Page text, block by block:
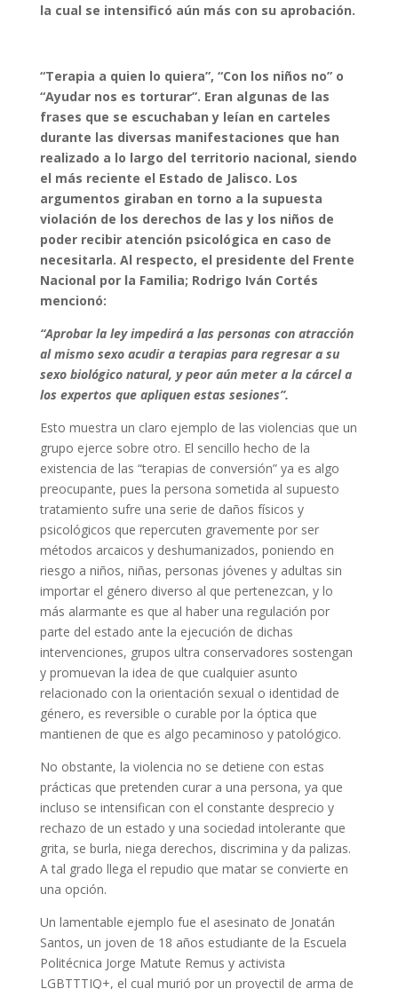
la cual se intensificó aún más con su aprobación.
“Terapia a quien lo quiera”, “Con los niños no” o
“Ayudar nos es torturar”. Eran algunas de las
frases que se escuchaban y leían en carteles
durante las diversas manifestaciones que han
realizado a lo largo del territorio nacional, siendo
el más reciente el Estado de Jalisco. Los
argumentos giraban en torno a la supuesta
violación de los derechos de las y los niños de
poder recibir atención psicológica en caso de
necesitarla. Al respecto, el presidente del Frente
Nacional por la Familia; Rodrigo Iván Cortés
mencionó:
“Aprobar la ley impedirá a las personas con atracción
al mismo sexo acudir a terapias para regresar a su
sexo biológico natural, y peor aún meter a la cárcel a
los expertos que apliquen estas sesiones”.
Esto muestra un claro ejemplo de las violencias que un
grupo ejerce sobre otro. El sencillo hecho de la
existencia de las “terapias de conversión” ya es algo
preocupante, pues la persona sometida al supuesto
tratamiento sufre una serie de daños físicos y
psicológicos que repercuten gravemente por ser
métodos arcaicos y deshumanizados, poniendo en
riesgo a niños, niñas, personas jóvenes y adultas sin
importar el género diverso al que pertenezcan, y lo
más alarmante es que al haber una regulación por
parte del estado ante la ejecución de dichas
intervenciones, grupos ultra conservadores sostengan
y promuevan la idea de que cualquier asunto
relacionado con la orientación sexual o identidad de
género, es reversible o curable por la óptica que
mantienen de que es algo pecaminoso y patológico.
No obstante, la violencia no se detiene con estas
prácticas que pretenden curar a una persona, ya que
incluso se intensifican con el constante desprecio y
rechazo de un estado y una sociedad intolerante que
grita, se burla, niega derechos, discrimina y da palizas.
A tal grado llega el repudio que matar se convierte en
una opción.
Un lamentable ejemplo fue el asesinato de Jonatán
Santos, un joven de 18 años estudiante de la Escuela
Politécnica Jorge Matute Remus y activista
LGBTTTIQ+, el cual murió por un proyectil de arma de